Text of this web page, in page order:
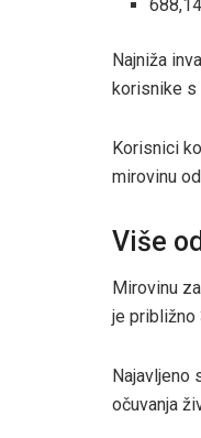
Najniža
korisnike s
Korisnici
mirovinu
Više
Mirovinu
je približno
Najavljeno
očuvanja